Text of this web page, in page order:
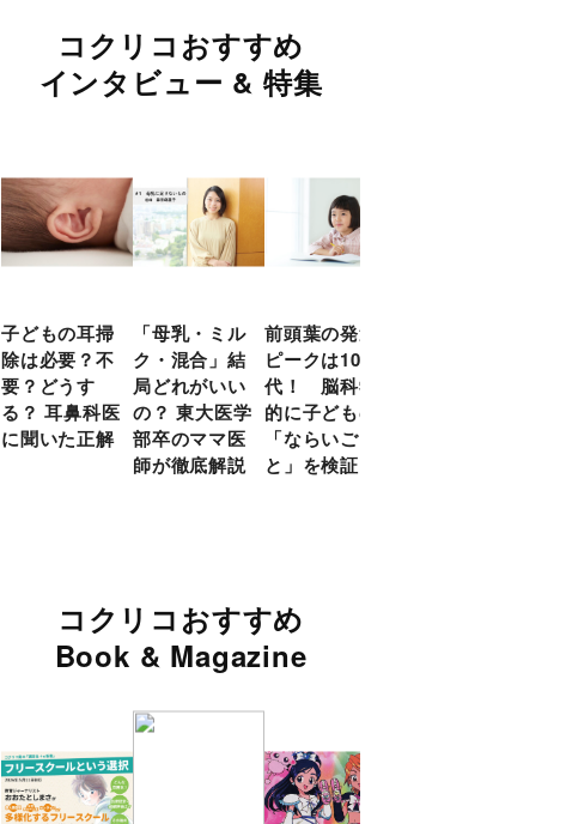
コクリコおすすめ
インタビュー & 特集
子どもの耳掃
除は必要？不
要？どうす
る？ 耳鼻科医
に聞いた正解
「母乳・ミル
ク・混合」結
局どれがいい
の？ 東大医学
部卒のママ医
師が徹底解説
前頭葉の発達
ピークは10
代！ 脳科学
的に子どもの
「ならいご
と」を検証
コクリコおすすめ
Book & Magazine